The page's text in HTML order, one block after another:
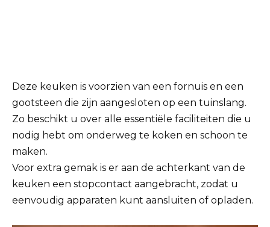
Deze keuken is voorzien van een fornuis en een
gootsteen die zijn aangesloten op een tuinslang.
Zo beschikt u over alle essentiële faciliteiten die u
nodig hebt om onderweg te koken en schoon te
maken.
Voor extra gemak is er aan de achterkant van de
keuken een stopcontact aangebracht, zodat u
eenvoudig apparaten kunt aansluiten of opladen.